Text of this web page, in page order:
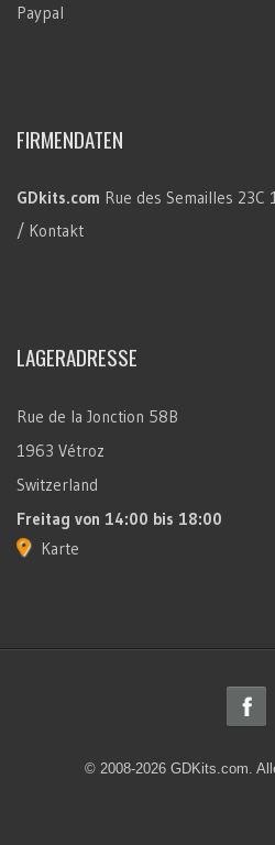
Paypal
FIRMENDATEN
GDkits.com Rue des Semailles 23C
/ Kontakt
LAGERADRESSE
Rue de la Jonction 58B
1963 Vétroz
Switzerland
Freitag von 14:00 bis 18:00
Karte
© 2008-2026 GDKits.com.